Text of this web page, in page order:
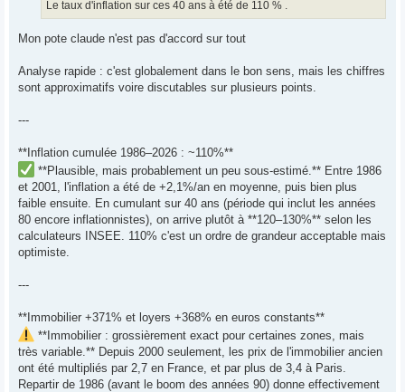
Le taux d'inflation sur ces 40 ans à été de 110 % .
Mon pote claude n'est pas d'accord sur tout
Analyse rapide : c'est globalement dans le bon sens, mais les chiffres
sont approximatifs voire discutables sur plusieurs points.
---
**Inflation cumulée 1986–2026 : ~110%**
**Plausible, mais probablement un peu sous-estimé.** Entre 1986
et 2001, l'inflation a été de +2,1%/an en moyenne, puis bien plus
faible ensuite. En cumulant sur 40 ans (période qui inclut les années
80 encore inflationnistes), on arrive plutôt à **120–130%** selon les
calculateurs INSEE. 110% c'est un ordre de grandeur acceptable mais
optimiste.
---
**Immobilier +371% et loyers +368% en euros constants**
**Immobilier : grossièrement exact pour certaines zones, mais
très variable.** Depuis 2000 seulement, les prix de l'immobilier ancien
ont été multipliés par 2,7 en France, et par plus de 3,4 à Paris.
Repartir de 1986 (avant le boom des années 90) donne effectivement